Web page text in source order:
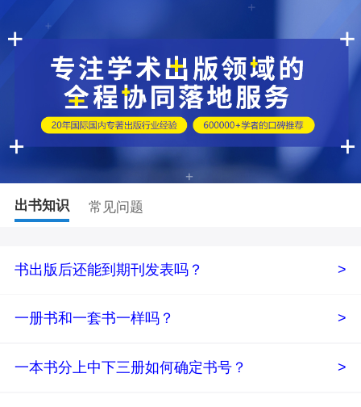
出书知识 常见问题
>
书出版后还能到期刊发表吗？
>
一册书和一套书一样吗？
>
一本书分上中下三册如何确定书号？